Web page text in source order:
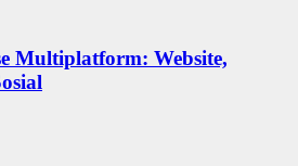
Multiplatform: Website,